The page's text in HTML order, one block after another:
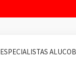
ESPECIALISTAS